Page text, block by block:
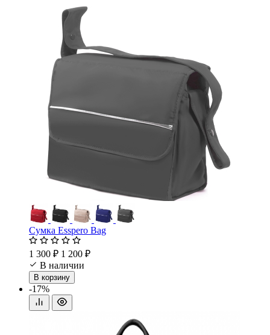
Сумка Esspero Bag
1 300 ₽ 1 200 ₽
В наличии
В корзину
-17%